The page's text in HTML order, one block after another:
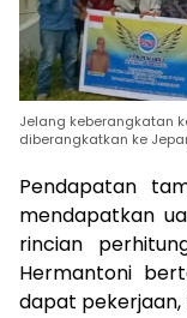
Jelang keberangkatan
diberangkatkan ke
Pendapatan
mendapatkan
rincian
Hermantoni
dapat pekerjaan,